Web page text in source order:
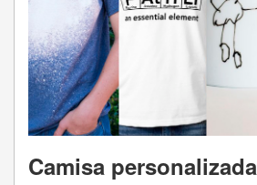
Camisa personalizada